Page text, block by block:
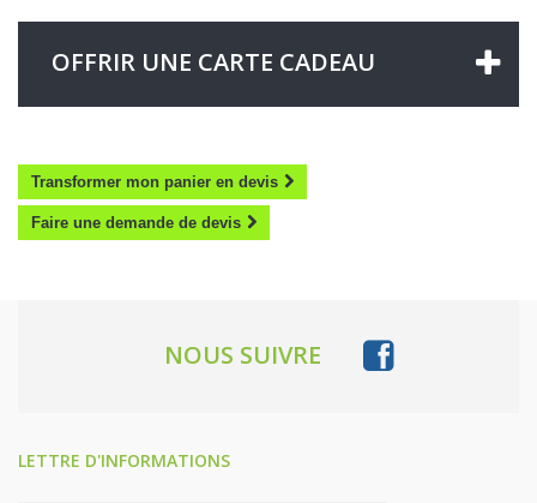
OFFRIR UNE CARTE CADEAU
Transformer mon panier en devis
Faire une demande de devis
NOUS SUIVRE
LETTRE D'INFORMATIONS